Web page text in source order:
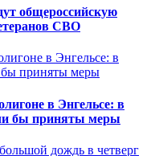
общероссийскую
СВО
в Энгельсе: в
бы приняты меры